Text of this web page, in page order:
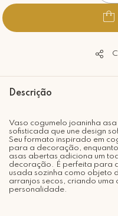
Descrição
Vaso cogumelo joaninha
sofisticada que une design
Seu formato inspirado em
para a decoração,
asas abertas adiciona um
decoração. É perfeita para
usada sozinha como objeto
arranjos secos, criando
personalidade.